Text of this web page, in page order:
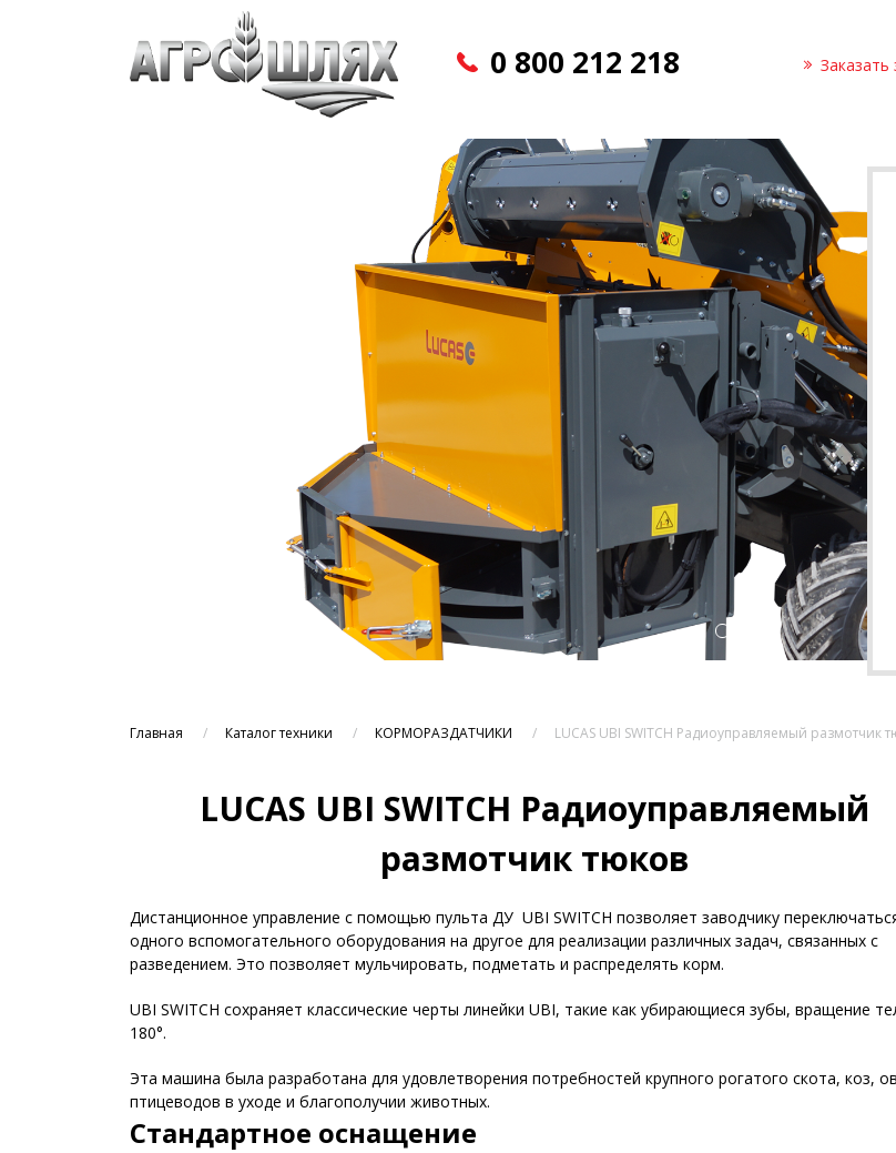
0 800 212 218 Заказать
Главная Каталог техники КОРМОРАЗДАТЧИКИ LUCAS UBI SWITCH Радиоуправляемый размотчик
LUCAS UBI SWITCH Радиоуправляемый
размотчик тюков
Дистанционное управление с помощью пульта ДУ UBI SWITCH позволяет заводчику
одного вспомогательного оборудования на другое для реализации различных задач, связанных с
разведением. Это позволяет мульчировать, подметать и распределять корм.
UBI SWITCH сохраняет классические черты линейки UBI, такие как убирающиеся зубы, вращение
180°.
Эта машина была разработана для удовлетворения потребностей крупного рогатого скота, коз,
птицеводов в уходе и благополучии животных.
Стандартное оснащение